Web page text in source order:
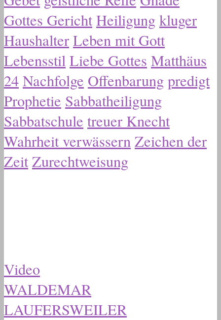
Gottes GerichtHeiligungkluger
HaushalterLeben mit Gott
LebensstilLiebe Gottes Matthäus
24Nachfolge Offenbarungpredigt
Prophetie Sabbatheiligung
Sabbatschule treuer Knecht
Wahrheit verwässernZeichen der
ZeitZurechtweisung
Video
WALDEMAR
LAUFERSWEILER